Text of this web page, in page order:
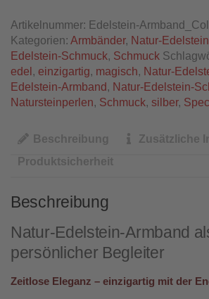
Artikelnummer: Edelstein-
Kategorien: Armbänder, Natur-
Edelstein-Schmuck, Schmuck
edel , einzigartig, magisch, Natur-
Edelstein-Armband, Natur-Edelstein-
Natursteinperlen, Schmuck, silber,
Beschreibung
Zusätzliche
Produktsicherheit
Beschreibung
Natur-Edelstein-Armband
persönlicher Begleiter
Zeitlose Eleganz – einzigartig mit der